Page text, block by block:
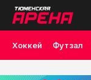
Хоккей Футзал
Лыжные гонки